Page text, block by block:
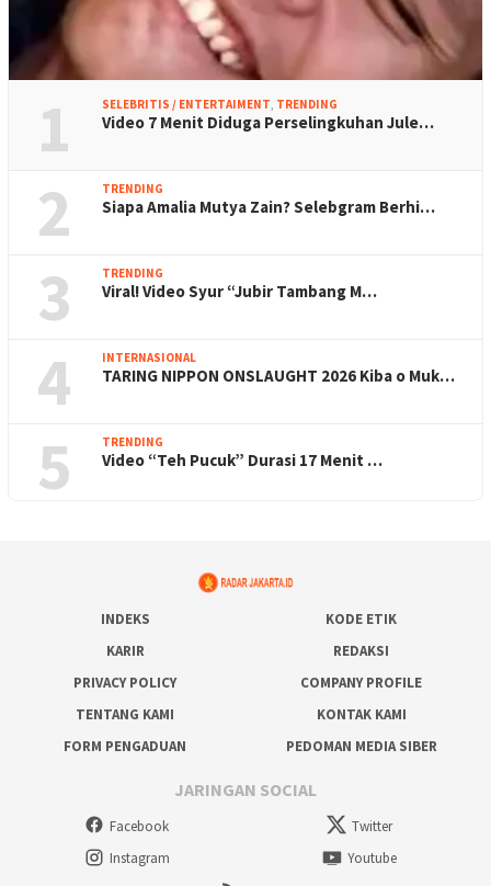
1 SELEBRITIS / ENTERTAIMENT TRENDING
Video 7 Menit Diduga Perselingkuhan Jule…
2 TRENDING
Siapa Amalia Mutya Zain? Selebgram Berhi…
3 TRENDING
Viral! Video Syur “Jubir Tambang M…
4 INTERNASIONAL
TARING NIPPON ONSLAUGHT 2026 Kiba o Muk…
5 TRENDING
Video “Teh Pucuk” Durasi 17 Menit …
INDEKS
KODE ETIK
KARIR
REDAKSI
PRIVACY POLICY
COMPANY PROFILE
TENTANG KAMI
KONTAK KAMI
FORM PENGADUAN
PEDOMAN MEDIA SIBER
JARINGAN SOCIAL
Facebook
Twitter
Instagram
Youtube